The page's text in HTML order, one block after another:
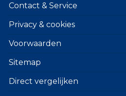
Contact & Service
Privacy & cookies
Voorwaarden
Sitemap
Direct vergelijken